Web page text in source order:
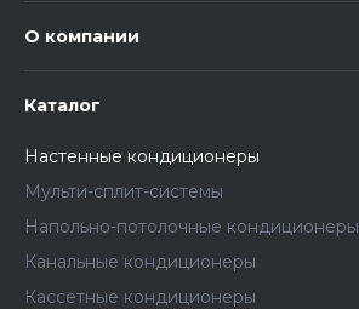
О компании
Каталог
Настенные кондиционеры
Мульти-сплит-системы
Напольно-потолочные кондиционеры
Канальные кондиционеры
Кассетные кондиционеры